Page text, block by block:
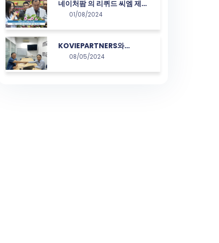
네이처팜 의 리퀴드 씨엠 제품
라인 대표가 2024년 제5회
베트남 청소년 재능컵 무술 대
회 개막식에서 연설
01/08/2024
KOVIEPARTNERS와
VIETSOFTBANK 미팅
08/05/2024